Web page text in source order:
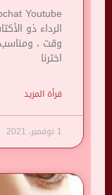
الرداء ذو
وقت ، ومناسب
اخترنا
1 نوفمبر، 2021